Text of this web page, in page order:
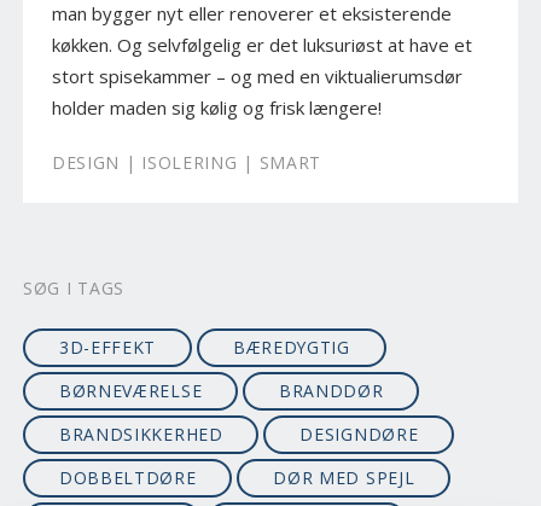
man bygger nyt eller renoverer et eksisterende
køkken. Og selvfølgelig er det luksuriøst at have et
stort spisekammer – og med en viktualierumsdør
holder maden sig kølig og frisk længere!
DESIGN | ISOLERING | SMART
SØG I TAGS
3D-EFFEKT
BÆREDYGTIG
BØRNEVÆRELSE
BRANDDØR
BRANDSIKKERHED
DESIGNDØRE
DOBBELTDØRE
DØR MED SPEJL